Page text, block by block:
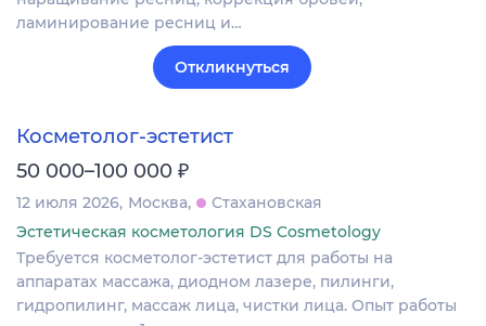
ламинирование ресниц и…
Откликнуться
Косметолог-эстетист
50 000–100 000 ₽
12 июля 2026 Москва
Стахановская
Эстетическая косметология DS Cosmetology
Требуется косметолог-эстетист для работы на
аппаратах массажа, диодном лазере, пилинги,
гидропилинг, массаж лица, чистки лица. Опыт работы